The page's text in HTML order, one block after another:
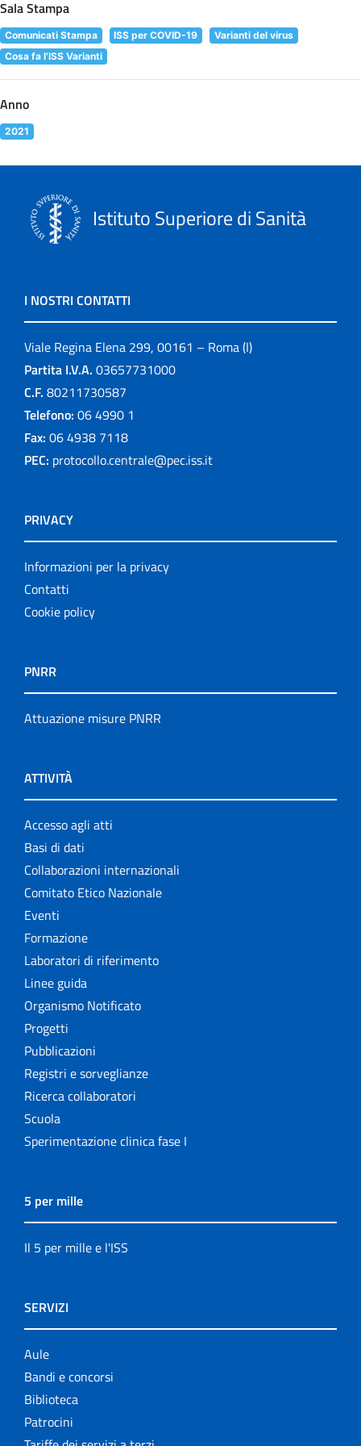
Sala Stampa
Comunicati Stampa ISS per COVID-19
Varianti del virus
Cosa fa l'ISS Varianti
Anno
2021
Istituto Superiore di Sanità
I NOSTRI CONTATTI
Viale Regina Elena 299, 00161 – Roma (I)
Partita I.V.A. 03657731000
C.F. 80211730587
Telefono: 06 4990 1
Fax: 06 4938 7118
PEC: protocollo.centrale@pec.iss.it
PRIVACY
Informazioni per la privacy
Contatti
Cookie policy
PNRR
Attuazione misure PNRR
ATTIVITÀ
Accesso agli atti
Basi di dati
Collaborazioni internazionali
Comitato Etico Nazionale
Eventi
Formazione
Laboratori di riferimento
Linee guida
Organismo Notificato
Progetti
Pubblicazioni
Registri e sorveglianze
Ricerca collaboratori
Scuola
Sperimentazione clinica fase I
5 per mille
Il 5 per mille e l'ISS
SERVIZI
Aule
Bandi e concorsi
Biblioteca
Patrocini